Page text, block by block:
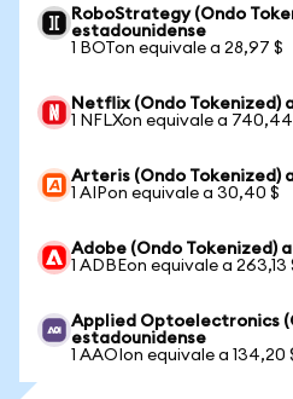
RoboStrategy (Ondo
estadounidense
1 BOTon equivale a 28,97 $
Netflix (Ondo Tokenized)
1 NFLXon equivale a
Arteris (Ondo Tokenized)
1 AIPon equivale a 30,40 $
Adobe (Ondo Tokenized)
1 ADBEon equivale a 263,13
Applied Optoelectronics
estadounidense
1 AAOIon equivale a 134,20